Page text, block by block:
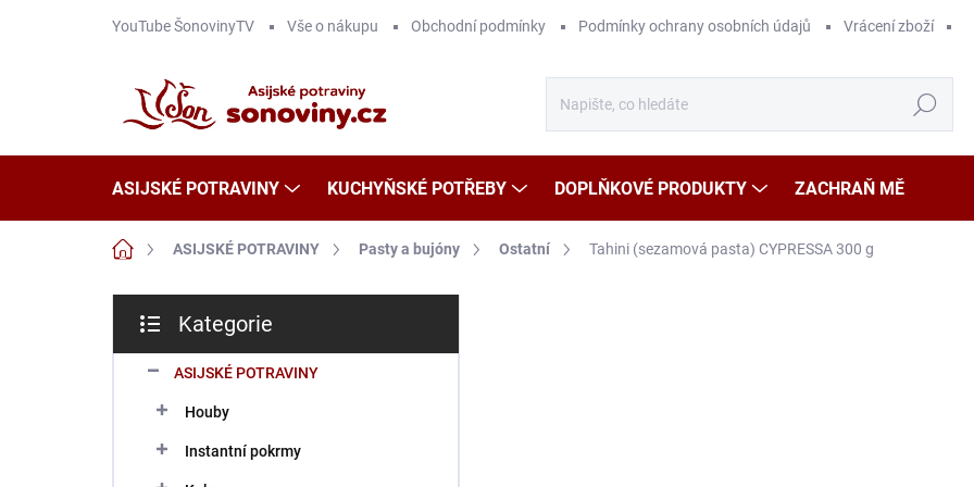
YouTube ŠonovinyTV Vše o nákupu Obchodní podmínky Podmínky ochrany osobních údajů Vrácení zboží
Hledat
ASIJSKÉ POTRAVINY KUCHYŇSKÉ POTŘEBY DOPLŇKOVÉ PRODUKTY ZACHRAŇ MĚ
Domů ASIJSKÉ POTRAVINY Pasty a bujóny Ostatní Tahini (sezamová pasta) CYPRESSA 300 g
s
kategorie
Kategorie
ASIJSKÉ POTRAVINY
Houby
Instantní pokrmy